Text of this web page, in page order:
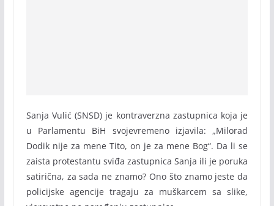
Sanja Vulić (SNSD) je kontraverzna zastupnica koja je
u Parlamentu BiH svojevremeno izjavila: „Milorad
Dodik nije za mene Tito, on je za mene Bog“. Da li se
zaista protestantu sviđa zastupnica Sanja ili je poruka
satirična, za sada ne znamo? Ono što znamo jeste da
policijske agencije tragaju za muškarcem sa slike,